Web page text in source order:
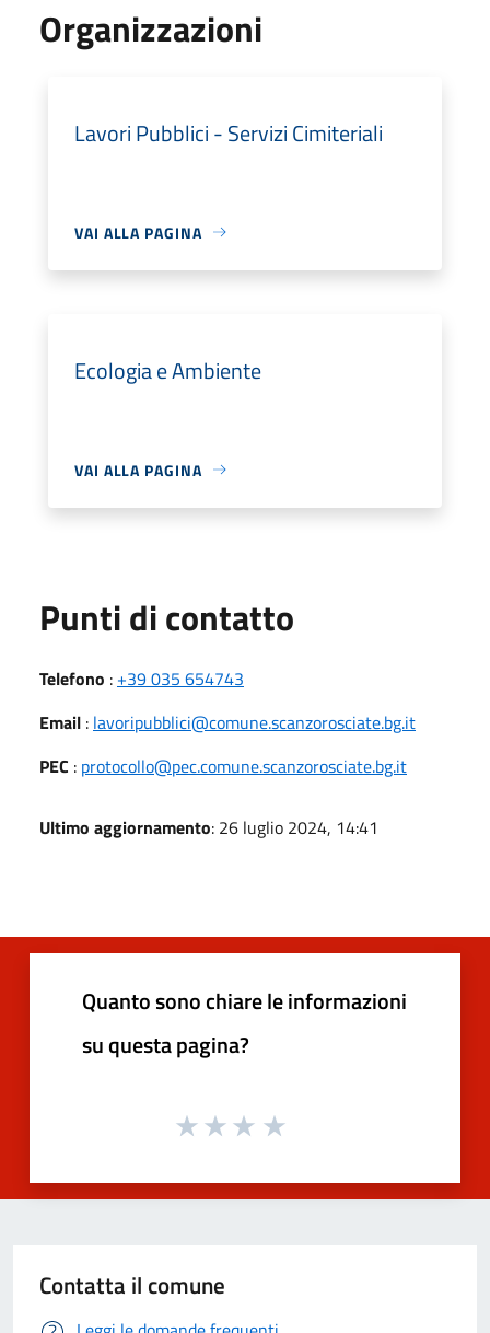
Organizzazioni
Lavori Pubblici - Servizi Cimiteriali
VAI ALLA PAGINA
Ecologia e Ambiente
VAI ALLA PAGINA
Punti di contatto
Telefono : +39 035 654743
Email : lavoripubblici@comune.scanzorosciate.bg.it
PEC : protocollo@pec.comune.scanzorosciate.bg.it
Ultimo aggiornamento: 26 luglio 2024, 14:41
Quanto sono chiare le informazioni
su questa pagina?
Contatta il comune